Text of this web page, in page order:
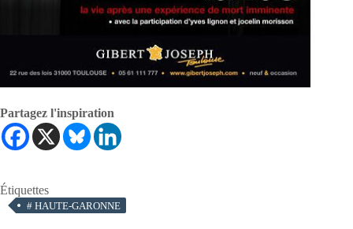
Partagez l'inspiration
Étiquettes
# HAUTE-GARONNE